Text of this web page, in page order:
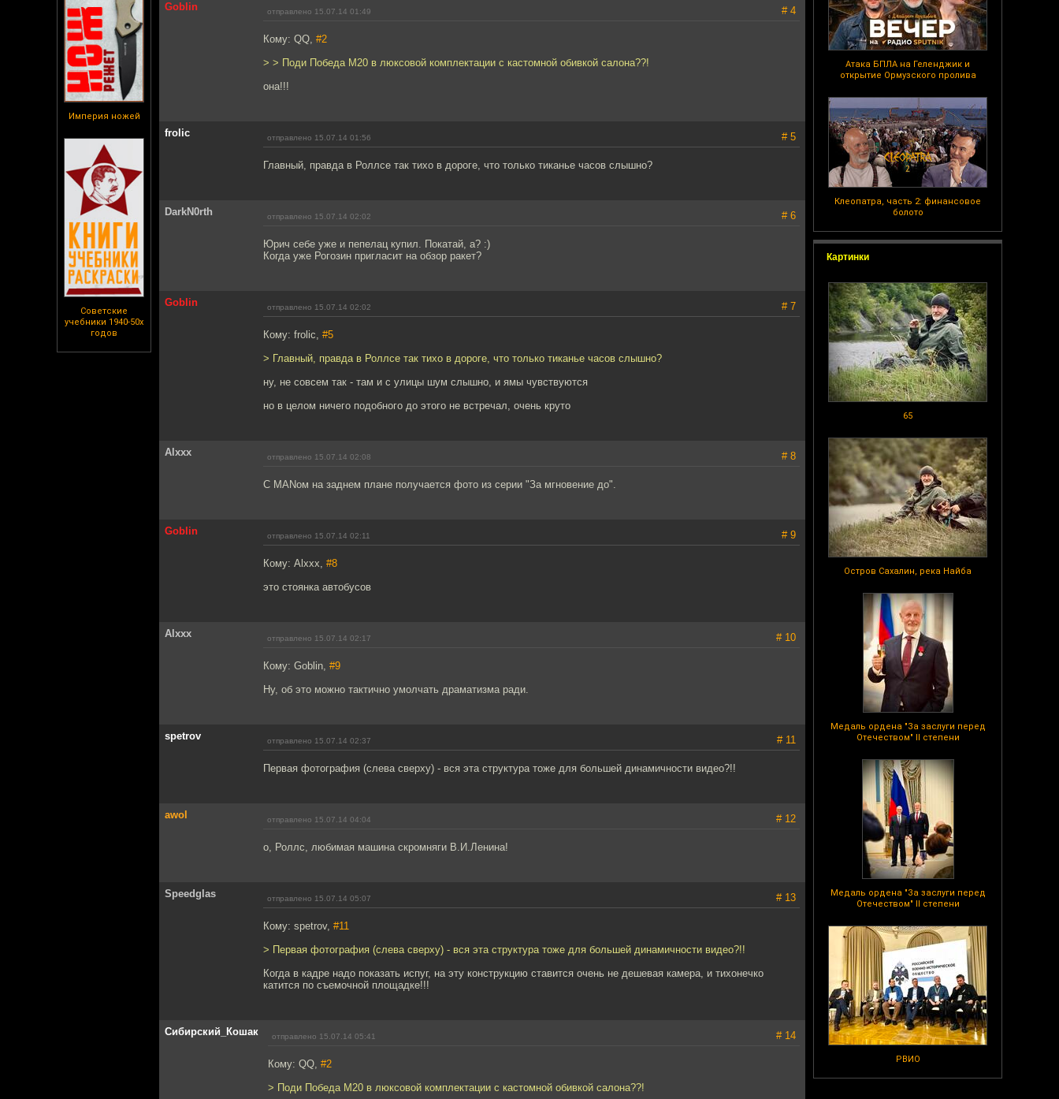
Империя ножей
Советские
учебники 1940-50х
годов
Атака БПЛА на Геленджик и
открытие Ормузского пролива
Клеопатра, часть 2: финансовое
болото
Картинки
65
Остров Сахалин, река Найба
Медаль ордена "За заслуги перед
Отечеством" II степени
Медаль ордена "За заслуги перед
Отечеством" II степени
РВИО
Goblin отправлено 15.07.14 01:49 # 4
Кому: QQ, #2
> > Поди Победа М20 в люксовой комплектации с кастомной обивкой салона??!
она!!!
frolic отправлено 15.07.14 01:56 # 5
Главный, правда в Роллсе так тихо в дороге, что только тиканье часов слышно?
DarkN0rth отправлено 15.07.14 02:02 # 6
Юрич себе уже и пепелац купил. Покатай, а? :)
Когда уже Рогозин пригласит на обзор ракет?
Goblin отправлено 15.07.14 02:02 # 7
Кому: frolic, #5
> Главный, правда в Роллсе так тихо в дороге, что только тиканье часов слышно?
ну, не совсем так - там и с улицы шум слышно, и ямы чувствуются
но в целом ничего подобного до этого не встречал, очень круто
Alxxx отправлено 15.07.14 02:08 # 8
С MANом на заднем плане получается фото из серии "За мгновение до".
Goblin отправлено 15.07.14 02:11 # 9
Кому: Alxxx, #8
это стоянка автобусов
Alxxx отправлено 15.07.14 02:17 # 10
Кому: Goblin, #9
Ну, об это можно тактично умолчать драматизма ради.
spetrov отправлено 15.07.14 02:37 # 11
Первая фотография (слева сверху) - вся эта структура тоже для большей динамичности видео?!!
awol отправлено 15.07.14 04:04 # 12
о, Роллс, любимая машина скромняги В.И.Ленина!
Speedglas отправлено 15.07.14 05:07 # 13
Кому: spetrov, #11
> Первая фотография (слева сверху) - вся эта структура тоже для большей динамичности видео?!!
Когда в кадре надо показать испуг, на эту конструкцию ставится очень не дешевая камера, и тихонечко
катится по съемочной площадке!!!
Сибирский_Кошак отправлено 15.07.14 05:41 # 14
Кому: QQ, #2
> Поди Победа М20 в люксовой комплектации с кастомной обивкой салона??!